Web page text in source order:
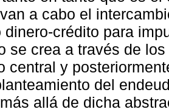
a cabo el
dinero-crédito para
se crea a través de
central y
del
allá de dicha